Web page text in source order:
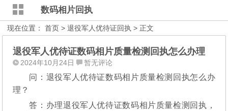
数码相片回执
现在位置：首页 >退役军人优待证回执 > 正文
退役军人优待证数码相片质量检测回执怎么办理
2024年10月24日 暂无评论
问：退役军人优待证数码相片质量检测回执怎么办
理？
答：办理退役军人优待证数码相片质量检测回执，